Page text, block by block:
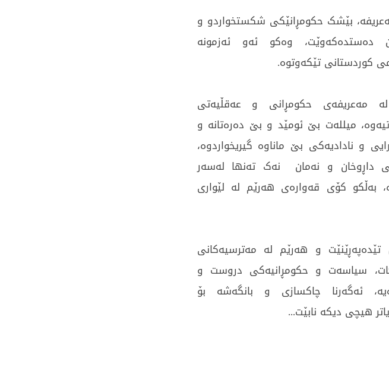
بێشک حکومڕانێکی شکستخواردو و
دەستدەکەوێت، وەکو ئەو ئەزمونە
کوردستانی تێکەوتوە.
مەعریفەی حکومڕانی و عەقڵیەتی
میللەت بێ ئومێد و بێ دەرەتانە و
و نادادیەکی بێ ماناوە گیریخواردوە،
داڕوخان و نەمان نەک تەنها لەسەر
بەڵکو کۆی قەوارەی هەرێم لە لێواری
و هەرێم لە مەترسیەکانى
سیاسەت و حکومڕانیەکى دروست و
ئەگەرنا چاکسازی و بانگەشە بۆ
هیچی دیکە نابێت...